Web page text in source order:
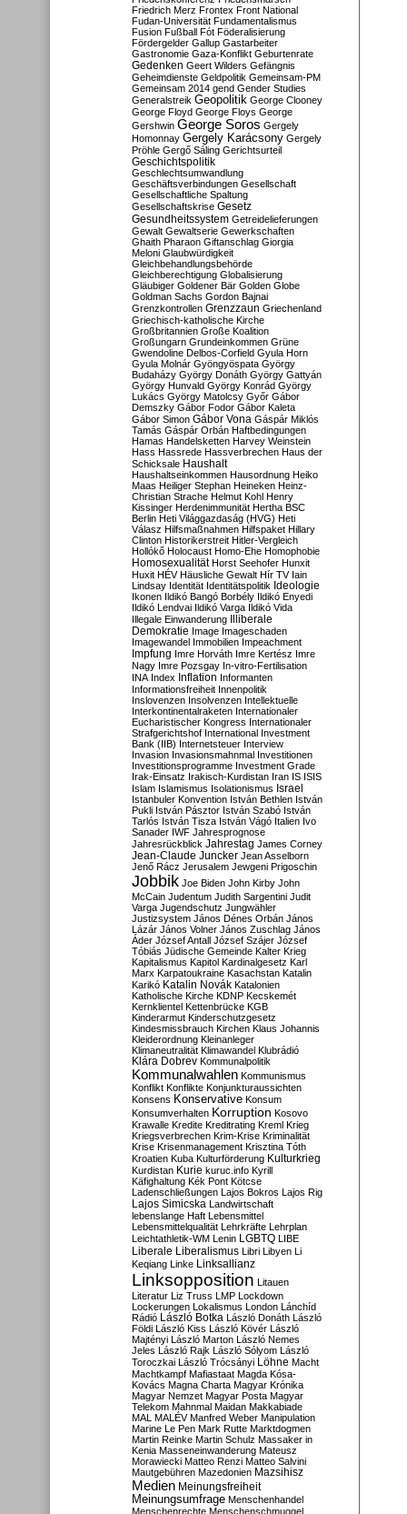
Friedrich Merz Frontex Front National
Fudan-Universität Fundamentalismus
Fusion Fußball Fót Föderalisierung
Fördergelder Gallup Gastarbeiter
Gastronomie Gaza-Konflikt Geburtenrate
Gedenken Geert Wilders Gefängnis
Geheimdienste Geldpolitik Gemeinsam-PM
Gemeinsam 2014 gend Gender Studies
Generalstreik Geopolitik George Clooney
George Floyd George Floys George
Gershwin George Soros Gergely
Homonnay Gergely Karácsony Gergely
Pröhle Gergő Sáling Gerichtsurteil
Geschichtspolitik
Geschlechtsumwandlung
Geschäftsverbindungen Gesellschaft
Gesellschaftliche Spaltung
Gesellschaftskrise Gesetz
Gesundheitssystem Getreidelieferungen
Gewalt Gewaltserie Gewerkschaften
Ghaith Pharaon Giftanschlag Giorgia
Meloni Glaubwürdigkeit
Gleichbehandlungsbehörde
Gleichberechtigung Globalisierung
Gläubiger Goldener Bär Golden Globe
Goldman Sachs Gordon Bajnai
Grenzkontrollen Grenzzaun Griechenland
Griechisch-katholische Kirche
Großbritannien Große Koalition
Großungarn Grundeinkommen Grüne
Gwendoline Delbos-Corfield Gyula Horn
Gyula Molnár Gyöngyöspata György
Budaházy György Donáth György Gattyán
György Hunvald György Konrád György
Lukács György Matolcsy Győr Gábor
Demszky Gábor Fodor Gábor Kaleta
Gábor Simon Gábor Vona Gáspár Miklós
Tamás Gáspár Orbán Haftbedingungen
Hamas Handelsketten Harvey Weinstein
Hass Hassrede Hassverbrechen Haus der
Schicksale Haushalt
Haushaltseinkommen Hausordnung Heiko
Maas Heiliger Stephan Heineken Heinz-
Christian Strache Helmut Kohl Henry
Kissinger Herdenimmunität Hertha BSC
Berlin Heti Világgazdaság (HVG) Heti
Válasz Hilfsmaßnahmen Hilfspaket Hillary
Clinton Historikerstreit Hitler-Vergleich
Hollókő Holocaust Homo-Ehe Homophobie
Homosexualität Horst Seehofer Hunxit
Huxit HÉV Häusliche Gewalt Hír TV Iain
Lindsay Identität Identitätspolitik Ideologie
Ikonen Ildikó Bangó Borbély Ildikó Enyedi
Ildikó Lendvai Ildikó Varga Ildikó Vida
Illegale Einwanderung Illiberale
Demokratie Image Imageschaden
Imagewandel Immobilien Impeachment
Impfung Imre Horváth Imre Kertész Imre
Nagy Imre Pozsgay In-vitro-Fertilisation
INA Index Inflation Informanten
Informationsfreiheit Innenpolitik
Inslovenzen Insolvenzen Intellektuelle
Interkontinentalraketen Internationaler
Eucharistischer Kongress Internationaler
Strafgerichtshof International Investment
Bank (IIB) Internetsteuer Interview
Invasion Invasionsmahnmal Investitionen
Investitionsprogramme Investment Grade
Irak-Einsatz Irakisch-Kurdistan Iran IS ISIS
Islam Islamismus Isolationismus Israel
Istanbuler Konvention István Bethlen István
Pukli István Pásztor István Szabó István
Tarlós István Tisza István Vágó Italien Ivo
Sanader IWF Jahresprognose
Jahresrückblick Jahrestag James Corney
Jean-Claude Juncker Jean Asselborn
Jenő Rácz Jerusalem Jewgeni Prigoschin
Jobbik Joe Biden John Kirby John
McCain Judentum Judith Sargentini Judit
Varga Jugendschutz Jungwähler
Justizsystem János Dénes Orbán János
Lázár János Volner János Zuschlag János
Áder József Antall József Szájer József
Tóbiás Jüdische Gemeinde Kalter Krieg
Kapitalismus Kapitol Kardinalgesetz Karl
Marx Karpatoukraine Kasachstan Katalin
Karikó Katalin Novák Katalonien
Katholische Kirche KDNP Kecskemét
Kernklientel Kettenbrücke KGB
Kinderarmut Kinderschutzgesetz
Kindesmissbrauch Kirchen Klaus Johannis
Kleiderordnung Kleinanleger
Klimaneutralität Klimawandel Klubrádió
Klára Dobrev Kommunalpolitik
Kommunalwahlen Kommunismus
Konflikt Konflikte Konjunkturaussichten
Konsens Konservative Konsum
Konsumverhalten Korruption Kosovo
Krawalle Kredite Kreditrating Kreml Krieg
Kriegsverbrechen Krim-Krise Kriminalität
Krise Krisenmanagement Krisztina Tóth
Kroatien Kuba Kulturförderung Kulturkrieg
Kurdistan Kurie kuruc.info Kyrill
Käfighaltung Kék Pont Kötcse
Ladenschließungen Lajos Bokros Lajos Rig
Lajos Simicska Landwirtschaft
lebenslange Haft Lebensmittel
Lebensmittelqualität Lehrkräfte Lehrplan
Leichtathletik-WM Lenin LGBTQ LIBE
Liberale Liberalismus Libri Libyen Li
Keqiang Linke Linksallianz
Linksopposition Litauen
Literatur Liz Truss LMP Lockdown
Lockerungen Lokalismus London Lánchíd
Rádió
László Botka László Donáth László
Földi László Kiss László Kövér László
Majtényi László Marton László Nemes
Jeles László Rajk László Sólyom László
Toroczkai László Trócsányi Löhne Macht
Machtkampf Mafiastaat Magda Kósa-
Kovács Magna Charta Magyar Krónika
Magyar Nemzet Magyar Posta Magyar
Telekom Mahnmal Maidan Makkabiade
MAL MALÉV Manfred Weber Manipulation
Marine Le Pen Mark Rutte Marktdogmen
Martin Reinke Martin Schulz Massaker in
Kenia Masseneinwanderung Mateusz
Morawiecki Matteo Renzi Matteo Salvini
Mautgebühren Mazedonien Mazsihisz
Medien Meinungsfreiheit
Meinungsumfrage Menschenhandel
Menschenrechte Menschenschmuggel